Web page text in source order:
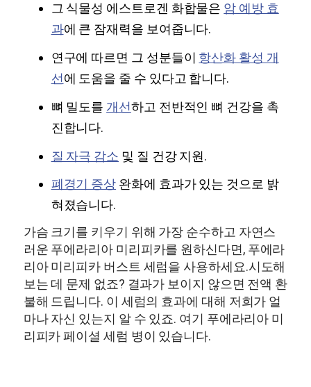
그 식물성 에스트로겐 화합물은 암 예방 효
과에 큰 잠재력을 보여줍니다.
연구에 따르면 그 성분들이 항산화 활성 개
선에 도움을 줄 수 있다고 합니다.
뼈 밀도를 개선하고 전반적인 뼈 건강을 촉
진합니다.
질 자극 감소 및 질 건강 지원.
폐경기 증상 완화에 효과가 있는 것으로 밝
혀졌습니다.
가슴 크기를 키우기 위해 가장 순수하고 자연스
러운 푸에라리아 미리피카를 원하신다면, 푸에라
리아 미리피카 버스트 세럼을 사용하세요.시도해
보는 데 문제 없죠? 결과가 보이지 않으면 전액 환
불해 드립니다. 이 세럼의 효과에 대해 저희가 얼
마나 자신 있는지 알 수 있죠. 여기 푸에라리아 미
리피카 페이셜 세럼 병이 있습니다.